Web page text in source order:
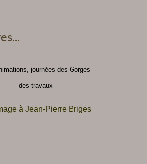
journées des Gorges
des travaux
à Jean-Pierre Briges